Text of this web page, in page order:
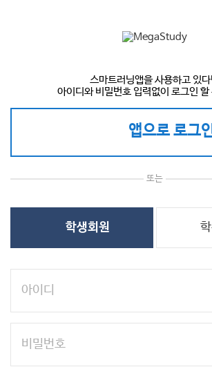
스마트러닝앱을 사용하고 있다
아이디와 비밀번호 입력없이 로그인 할
앱으로 로그
또는
학생회원